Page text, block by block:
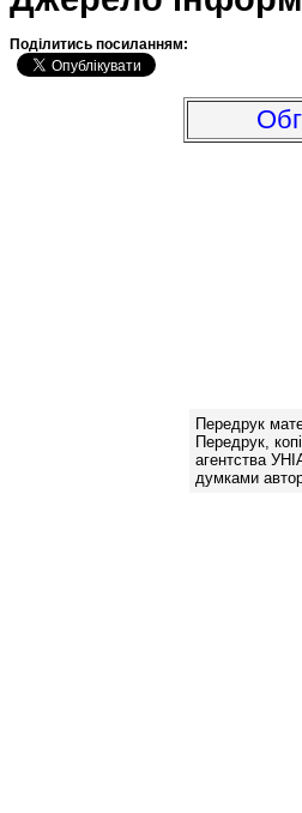
Подiлитись посиланням:
Передрук
Передрук,
агентства
думками